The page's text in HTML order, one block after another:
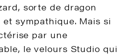
sorte de dragon
sympathique. Mais si
par une
le velours Studio qui